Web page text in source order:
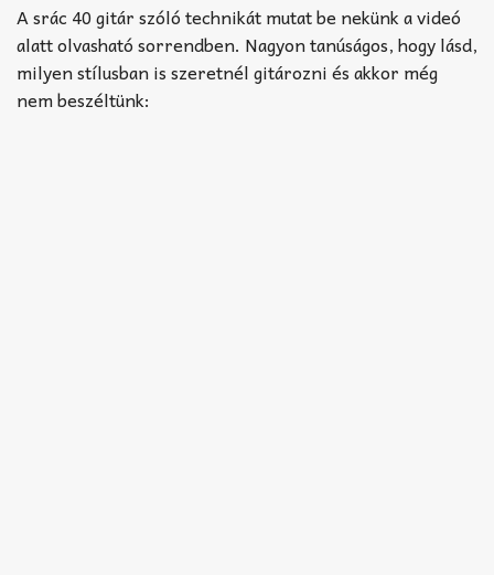
TABok
Improvizáció
A srác 40 gitár szóló technikát mutat be nekünk a videó
alatt olvasható sorrendben. Nagyon tanúságos, hogy lásd,
milyen stílusban is szeretnél gitározni és akkor még
nem beszéltünk: